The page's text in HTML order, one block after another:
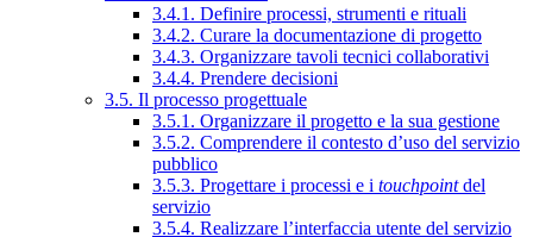
3.4.1. Definire processi, strumenti e rituali
3.4.2. Curare la documentazione di progetto
3.4.3. Organizzare tavoli tecnici collaborativi
3.4.4. Prendere decisioni
3.5. Il processo progettuale
3.5.1. Organizzare il progetto e la sua gestione
3.5.2. Comprendere il contesto d’uso del servizio
pubblico
3.5.3. Progettare i processi e i touchpointdel
servizio
3.5.4. Realizzare l’interfaccia utente del servizio